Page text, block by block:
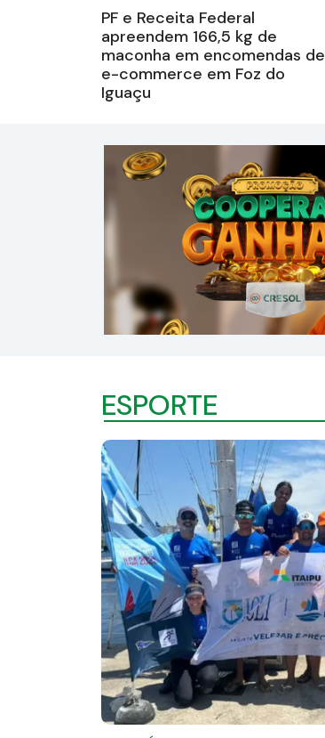
PF e Receita Federal
apreendem 166,5 kg de
maconha em encomendas de
e-commerce em Foz do
Iguaçu
ESPORTE